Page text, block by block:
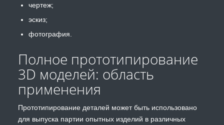
чертеж;
эскиз;
фотография.
Полное прототипирование
3D моделей: область
применения
Прототипирование деталей может быть использовано
для выпуска партии опытных изделий в различных